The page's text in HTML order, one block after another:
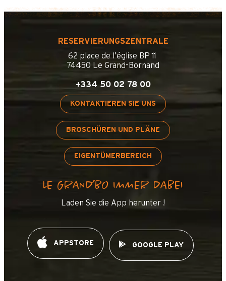
RESERVIERUNGSZENTRALE
62 place de l’église BP 11
74450 Le Grand-Bornand
+334 50 02 78 00
KONTAKTIEREN SIE UNS
BROSCHÜREN UND PLÄNE
EIGENTÜMERBEREICH
LE GRAND’BO IMMER DABEI
Laden Sie die App herunter !
APPSTORE GOOGLE PLAY